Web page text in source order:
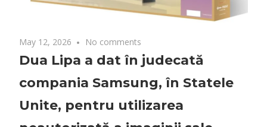
May 12, 2026 No comments
Dua Lipa a dat în judecată
compania Samsung, în Statele
Unite, pentru utilizarea